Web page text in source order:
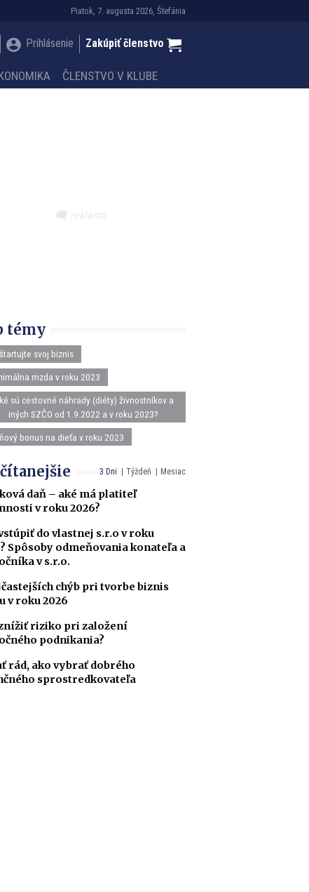
Piatok, 7. augusta 2026, Štefánia
Prihlásenie Zakúpiť členstvo
ČLENSTVO V KLUBE
témy
svoj biznis
mzda v roku 2023
sú cestovné náhrady (diéty) živnostníkov a
iných SZČO od 1.9.2022 a v roku 2023?
bonus na dieťa v roku 2023
3 Dni Týždeň Mesiac
daň – aké má platiteľ
v roku 2026?
do vlastnej s.r.o v roku
Spôsoby odmeňovania konateľa a
v s.r.o.
chýb pri tvorbe biznis
v roku 2026
riziko pri založení
podnikania?
rád, ako vybrať dobrého
sprostredkovateľa